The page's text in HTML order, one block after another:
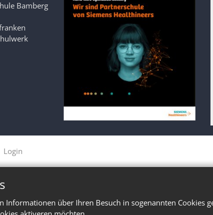
über Ihren Besuch in sogenannten Cookies
Bamberg
Login